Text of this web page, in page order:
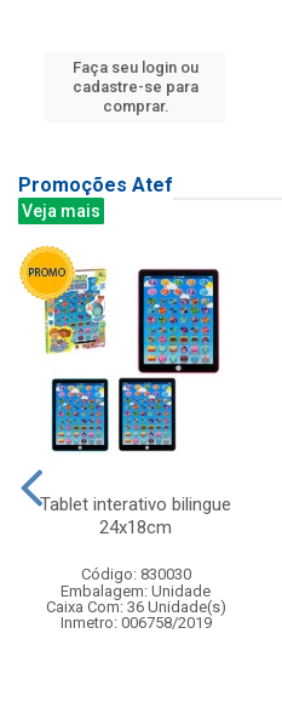
Faça seu login ou
cadastre-se para
comprar.
Promoções Atef
Veja mais
Tablet interativo bilingue
24x18cm
Código: 830030
Embalagem: Unidade
Caixa Com: 36 Unidade(s)
Inmetro: 006758/2019